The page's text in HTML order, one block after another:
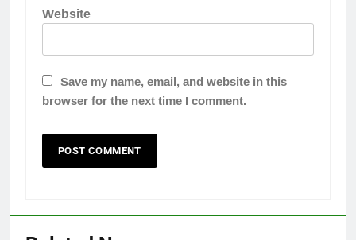
Website
Save my name, email, and website in this
browser for the next time I comment.